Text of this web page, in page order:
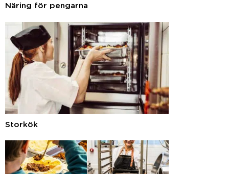
Näring för pengarna
Storkök